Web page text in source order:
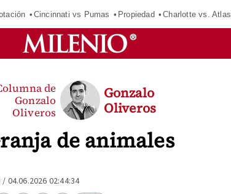
Cincinnati vs Pumas Propiedad Charlotte vs. Atlas
de animales
de
Gonzalo
Oliveros
Gonzalo
Oliveros
/ 04.06.2026 02:44:34